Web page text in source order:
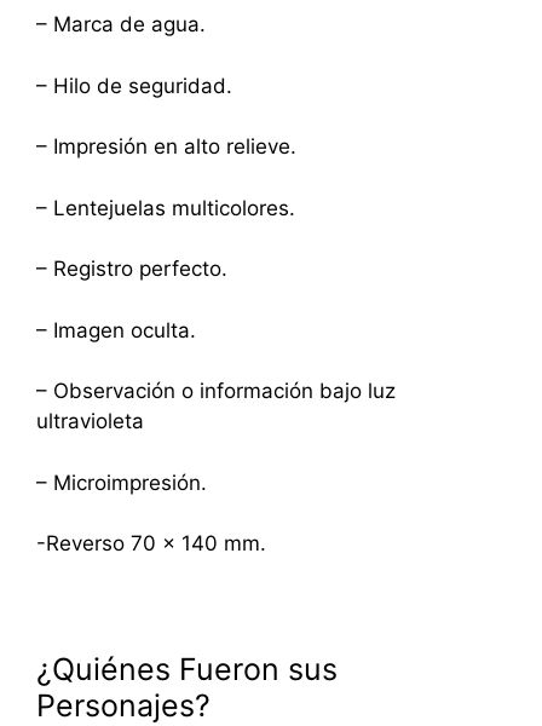
– Marca de agua.
– Hilo de seguridad.
– Impresión en alto relieve.
– Lentejuelas multicolores.
– Registro perfecto.
– Imagen oculta.
– Observación o información bajo luz
ultravioleta
– Microimpresión.
-Reverso 70 x 140 mm.
¿Quiénes Fueron sus
Personajes?